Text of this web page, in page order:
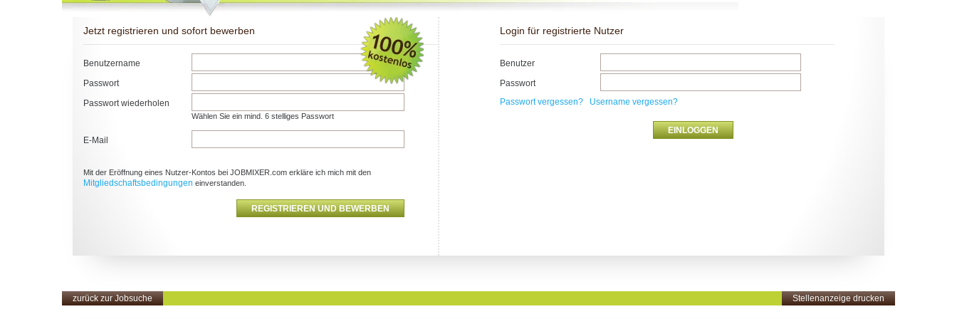
Jetzt registrieren und sofort bewerben
Benutzername
Passwort
Passwort wiederholen
Wählen Sie ein mind. 6 stelliges Passwort
E-Mail
Mit der Eröffnung eines Nutzer-Kontos bei JOBMIXER.com erkläre ich mich mit den
Mitgliedschaftsbedingungen einverstanden.
Login für registrierte Nutzer
Benutzer
Passwort
Passwort vergessen?
Username vergessen?
zurück zur Jobsuche Stellenanzeige drucken